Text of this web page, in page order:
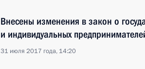
Внесены изменения в закон о
и индивидуальных
31 июля 2017 года, 14:20